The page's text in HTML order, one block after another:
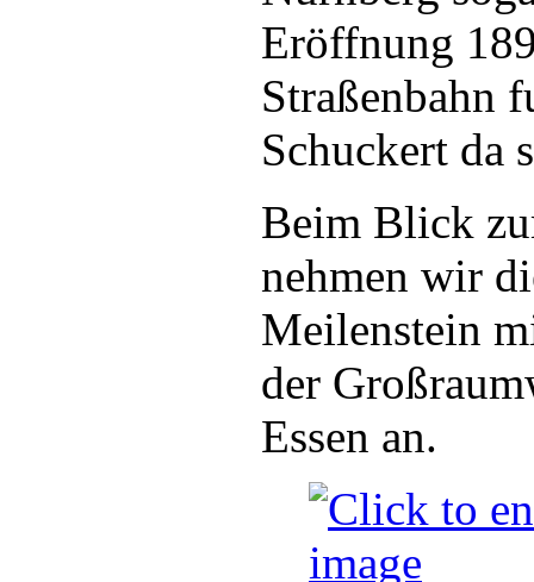
Eröffnung
Straßenbahn
Schuckert da
Beim Blick
nehmen wir
Meilenstein
der
Essen an.